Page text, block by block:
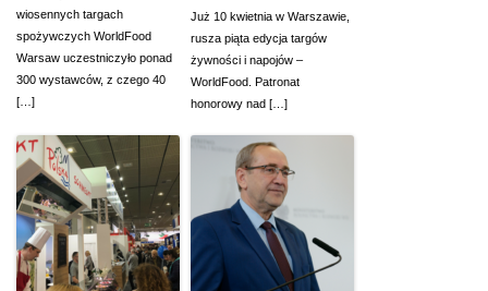
wiosennych targach
spożywczych WorldFood
Warsaw uczestniczyło ponad
300 wystawców, z czego 40
[…]
Już 10 kwietnia w Warszawie,
rusza piąta edycja targów
żywności i napojów –
WorldFood. Patronat
honorowy nad […]